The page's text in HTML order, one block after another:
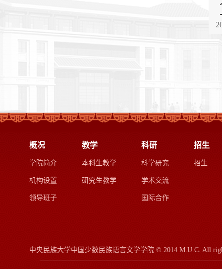
概况
学院简介
机构设置
领导班子
教学
本科生教学
研究生教学
科研
科学研究
学术交流
国际合作
招生
招生
中央民族大学中国少数民族语言文学学院 © 2014